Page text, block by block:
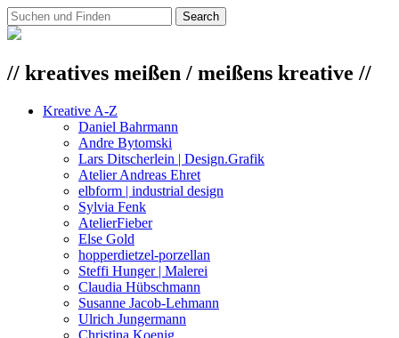
// kreatives meißen / meißens kreative //
Kreative A-Z
Daniel Bahrmann
Andre Bytomski
Lars Ditscherlein | Design.Grafik
Atelier Andreas Ehret
elbform | industrial design
Sylvia Fenk
AtelierFieber
Else Gold
hopperdietzel-porzellan
Steffi Hunger | Malerei
Claudia Hübschmann
Susanne Jacob-Lehmann
Ulrich Jungermann
Christina Koenig